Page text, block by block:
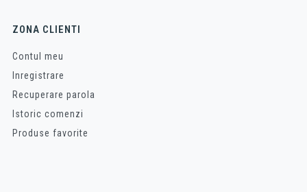
ZONA CLIENTI
Contul meu
Inregistrare
Recuperare parola
Istoric comenzi
Produse favorite